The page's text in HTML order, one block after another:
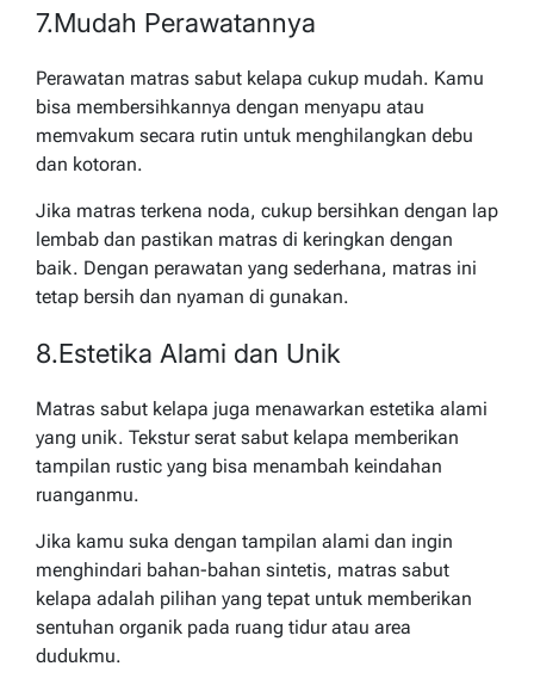
7.Mudah Perawatannya
Perawatan matras sabut kelapa cukup mudah. Kamu
bisa membersihkannya dengan menyapu atau
memvakum secara rutin untuk menghilangkan debu
dan kotoran.
Jika matras terkena noda, cukup bersihkan dengan lap
lembab dan pastikan matras di keringkan dengan
baik. Dengan perawatan yang sederhana, matras ini
tetap bersih dan nyaman di gunakan.
8.Estetika Alami dan Unik
Matras sabut kelapa juga menawarkan estetika alami
yang unik. Tekstur serat sabut kelapa memberikan
tampilan rustic yang bisa menambah keindahan
ruanganmu.
Jika kamu suka dengan tampilan alami dan ingin
menghindari bahan-bahan sintetis, matras sabut
kelapa adalah pilihan yang tepat untuk memberikan
sentuhan organik pada ruang tidur atau area
dudukmu.